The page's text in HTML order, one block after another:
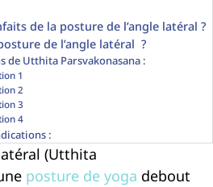
de la posture de l’angle latéral ?
de l’angle latéral ?
de Utthita Parsvakonasana :
1
2
3
4
:
(Utthita
posture de yoga debout